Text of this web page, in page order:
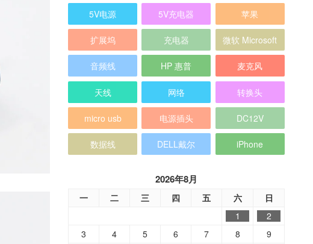
5V电源 5V充电器 苹果
扩展坞 充电器 微软 Microsoft
音频线 HP 惠普 麦克风
天线 网络 转换头
micro usb 电源插头 DC12V
数据线 DELL戴尔 iPhone
2026年8月
一 二 三 四 五 六
日
1
2
3
4 5 6 7 8 9